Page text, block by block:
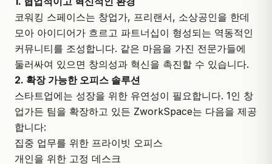
코워킹 스페이스는 창업가, 프리랜서, 소상공인을 한데
모아 아이디어가 흐르고 파트너십이 형성되는 역동적인
커뮤니티를 조성합니다. 같은 마음을 가진 전문가들에
둘러싸여 있으면 창의성과 혁신을 촉진할 수 있습니다.
2. 확장 가능한 오피스 솔루션
스타트업에는 성장을 위한 유연성이 필요합니다. 1인 창
업가든 팀을 확장하고 있든 ZworkSpace는 다음을 제공
합니다:
집중 업무를 위한 프라이빗 오피스
개인을 위한 고정 데스크